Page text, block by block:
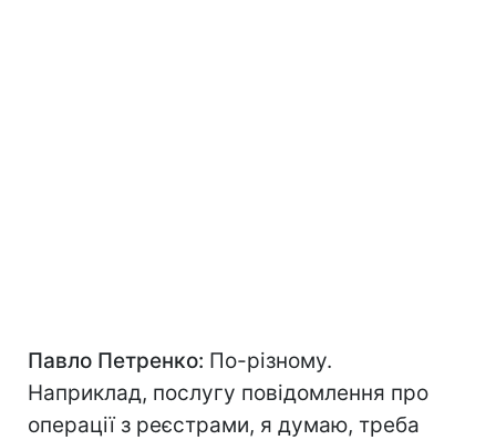
Павло Петренко: По-різному.
Наприклад, послугу повідомлення про
операції з реєстрами, я думаю, треба